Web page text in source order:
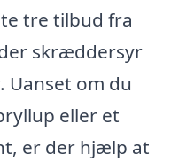
tre tilbud fra
skræddersyr
Uanset om du
eller et
er der hjælp at